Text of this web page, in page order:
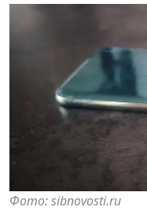
Фото: sibnovosti.ru